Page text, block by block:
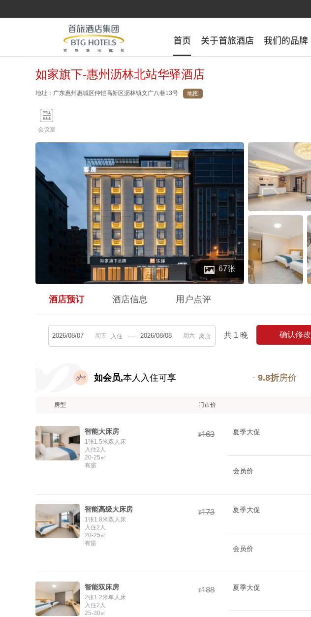
首页 关于首旅酒店 我们的品牌
首页 关于首旅酒店 我们的品牌
如家旗下-惠州沥林北站华驿酒店
地址：广东惠州惠城区仲恺高新区沥林镇文广八巷13号 地图

会议室
 67张
酒店预订 酒店信息 用户点评
入住 离店 共 1 晚 确认修改
如会员,本人入住可享 · 9.8折房价
房型 门市价
智能大床房
1张1.5米双人床
入住2人
20-25㎡
有窗
¥ 夏季大促
会员价
智能高级大床房
1张1.8米双人床
入住2人
20-25㎡
有窗
¥ 夏季大促
会员价
智能双床房
2张1.2米单人床
入住2人
25-30㎡
¥ 夏季大促